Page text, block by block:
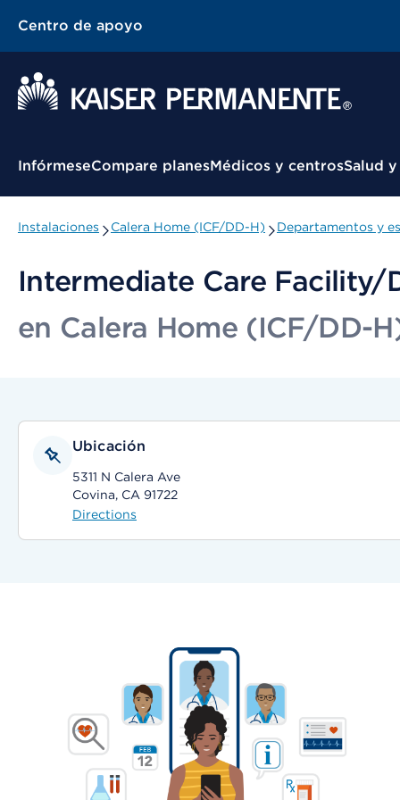
Centro de apoyo
Menú contextual
InfórmeseCompare planesMédicos y centrosSalud
Instalaciones Calera Home (ICF/DD-H) Departamentos y
Intermediate Care
en Calera Home (ICF/DD-
Ubicación
5311 N Calera Ave
Covina, CA 91722
Directions